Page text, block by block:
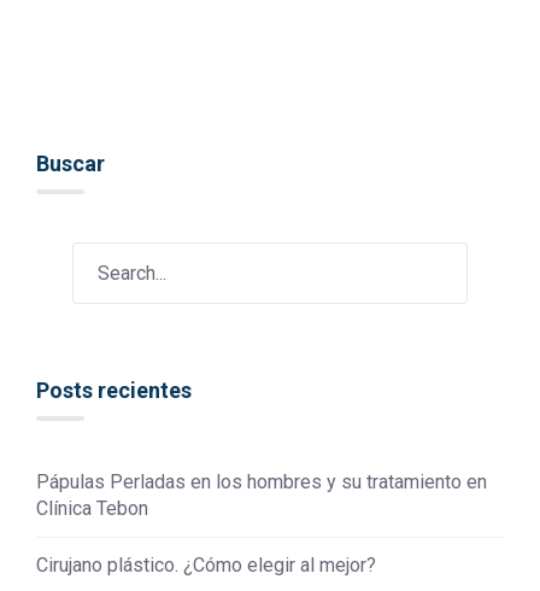
Buscar
Posts recientes
Pápulas Perladas en los hombres y su tratamiento en
Clínica Tebon
Cirujano plástico. ¿Cómo elegir al mejor?